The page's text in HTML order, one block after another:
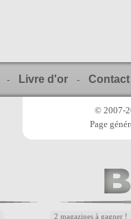
- Livre d'or - Contact
© 2007-
Page
2 magazines à gagner !